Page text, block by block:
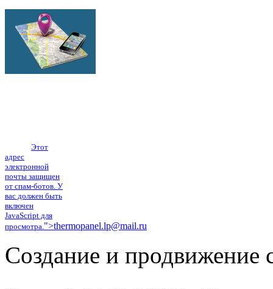
Этот
адрес
электронной
почты защищен
от спам-ботов. У
вас должен быть
включен
JavaScript для
просмотра.">thermopanel.lp@mail.ru
Создание и продвижение